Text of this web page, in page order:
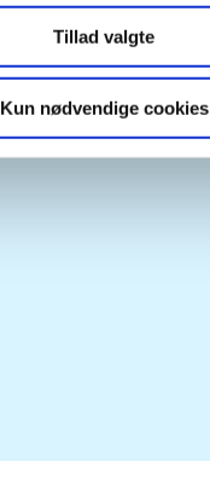
Tillad valgte
Kun nødvendige cookies